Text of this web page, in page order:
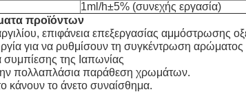
1ml/h±5% (συνεχής εργασία)
προϊόντων
επιφάνεια επεξεργασίας αμμόστρωσης
για να ρυθμίσουν τη συγκέντρωση
συμπίεσης της Ιαπωνίας
πολλαπλάσια παράθεση χρωμάτων.
κάνουν το άνετο συναίσθημα.